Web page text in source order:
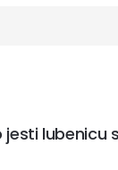
jesti lubenicu